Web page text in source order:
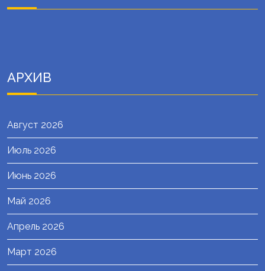
АРХИВ
Август 2026
Июль 2026
Июнь 2026
Май 2026
Апрель 2026
Март 2026